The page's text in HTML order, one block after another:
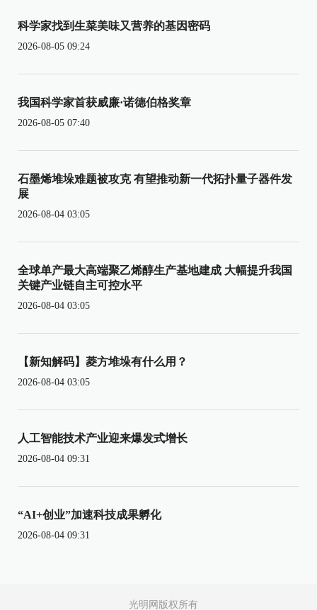
科学家找到生菜美味又营养的基因密码
2026-08-05 09:24
我国科学家首获威廉·诺德伯格奖章
2026-08-05 07:40
石墨烯堆垛难题被攻克 有望推动新一代拓扑量子器件发
展
2026-08-04 03:05
全球单产最大高端聚乙烯醇生产基地建成 大幅提升我国
关键产业链自主可控水平
2026-08-04 03:05
【新知解码】菱方堆垛有什么用？
2026-08-04 03:05
人工智能技术产业迎来爆发式增长
2026-08-04 09:31
“AI+创业”加速科技成果孵化
2026-08-04 09:31
光明网版权所有